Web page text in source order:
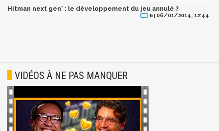
Hitman next gen' : le développement du jeu annulé ?
6 | 06/01/2014, 12:44
VIDÉOS À NE PAS MANQUER